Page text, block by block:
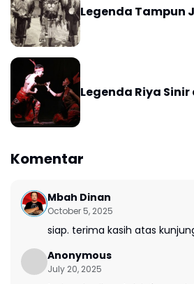
Legenda Tampun
Legenda Riya
Komentar
Mbah Dinan
October 5, 2025
siap. terima kasih atas
Anonymous
July 20, 2025